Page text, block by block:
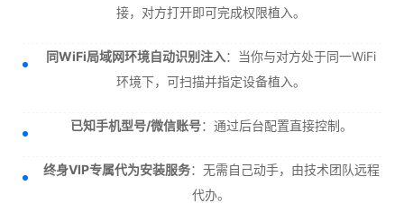
接，对方打开即可完成权限植入。
同WiFi局域网环境自动识别注入：当你与对方处于同一WiFi
环境下，可扫描并指定设备植入。
已知手机型号/微信账号：通过后台配置直接控制。
终身VIP专属代为安装服务：无需自己动手，由技术团队远程
代办。